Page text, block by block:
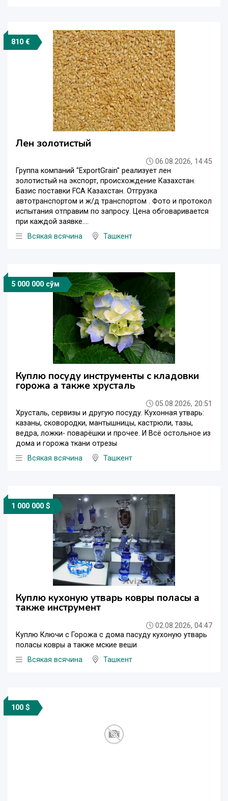
810 €
Лен золотистый
06.08.2026, 14:45
Группа компаний "ExportGrain" реализует лен
золотистый на экспорт, происхождение Казахстан.
Базис поставки FCA Казахстан. Отгрузка
автотранспортом и ж/д транспортом . Фото и протокол
испытания отправим по запросу. Цена обговаривается
при каждой заявке....
Всякая всячина
Ташкент
5 000 000 сўм
Куплю посуду инструменты с кладовки
горожа а также хрусталь
05.08.2026, 20:51
Хрусталь, сервизы и другую посуду. Кухонная утварь:
казаны, сковородки, мантышницы, кастрюли, тазы,
ведра, ложки- поварёшки и прочее. И Всё остольное из
дома и горожа ткани отрезы
Всякая всячина
Ташкент
1 000 000 $
Куплю кухоную утварь ковры поласы а
также инструмент
02.08.2026, 04:47
Куплю Ключи с Горожа с дома пасуду кухоную утварь
поласы ковры а также мские веши
Всякая всячина
Ташкент
100 $